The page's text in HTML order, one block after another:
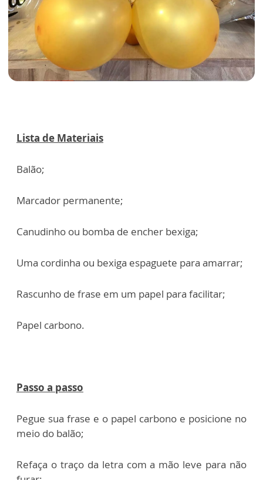
Lista de Materiais
Balão;
Marcador permanente;
Canudinho ou bomba de encher bexiga;
Uma cordinha ou bexiga espaguete para amarrar;
Rascunho de frase em um papel para facilitar;
Papel carbono.
Passo a passo
Pegue sua frase e o papel carbono e posicione no
meio do balão;
Refaça o traço da letra com a mão leve para não